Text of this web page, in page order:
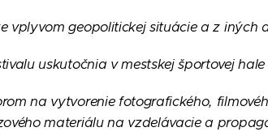
vplyvom geopolitickej situácie a z iných
uskutočnia v mestskej športovej
na vytvorenie fotografického,
materiálu na vzdelávacie a